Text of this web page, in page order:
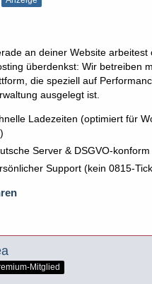
an deiner Website arbeitest
überdenkst: Wir betreiben
die speziell auf
ausgelegt ist.
Ladezeiten (optimiert für
Server & DSGVO-konform
Support (kein 0815-
Mitglied